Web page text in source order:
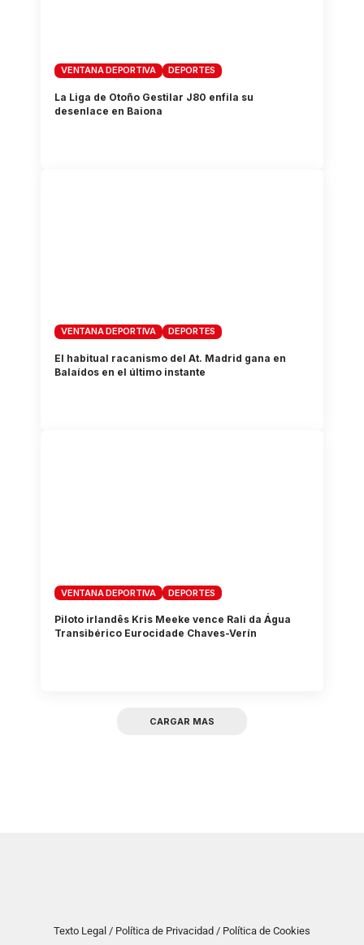
VENTANA DEPORTIVA DEPORTES
La Liga de Otoño Gestilar J80 enfila su
desenlace en Baiona
VENTANA DEPORTIVA DEPORTES
El habitual racanismo del At. Madrid gana en
Balaídos en el último instante
VENTANA DEPORTIVA DEPORTES
Piloto irlandês Kris Meeke vence Rali da Água
Transibérico Eurocidade Chaves-Verín
CARGAR MAS
Texto Legal / Política de Privacidad / Política de Cookies